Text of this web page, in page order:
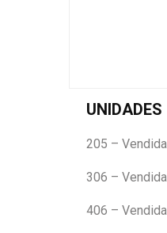
UNIDADES
205 – Vendida
306 – Vendida
406 – Vendida